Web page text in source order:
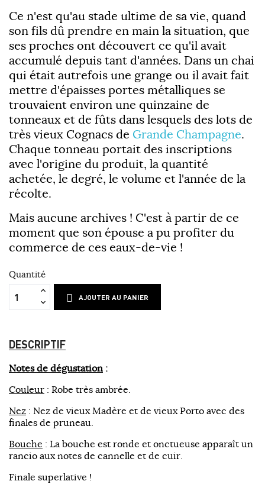
Ce n'est qu'au stade ultime de sa vie, quand
son fils dû prendre en main la situation, que
ses proches ont découvert ce qu'il avait
accumulé depuis tant d'années. Dans un chai
qui était autrefois une grange ou il avait fait
mettre d'épaisses portes métalliques se
trouvaient environ une quinzaine de
tonneaux et de fûts dans lesquels des lots de
très vieux Cognacs de Grande Champagne.
Chaque tonneau portait des inscriptions
avec l'origine du produit, la quantité
achetée, le degré, le volume et l'année de la
récolte.
Mais aucune archives ! C'est à partir de ce
moment que son épouse a pu profiter du
commerce de ces eaux-de-vie !
Quantité
AJOUTER AU PANIER
DESCRIPTIF
Notes de dégustation :
Couleur : Robe très ambrée.
Nez : Nez de vieux Madère et de vieux Porto avec des
finales de pruneau.
Bouche : La bouche est ronde et onctueuse apparaît un
rancio aux notes de cannelle et de cuir.
Finale superlative !